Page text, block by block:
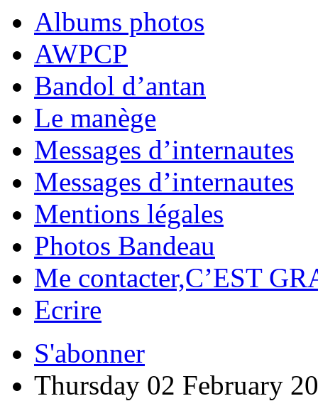
Albums photos
AWPCP
Bandol d’antan
Le manège
Messages d’internautes
Messages d’internautes
Mentions légales
Photos Bandeau
Me contacter,C’EST
Ecrire
S'abonner
Thursday 02 February